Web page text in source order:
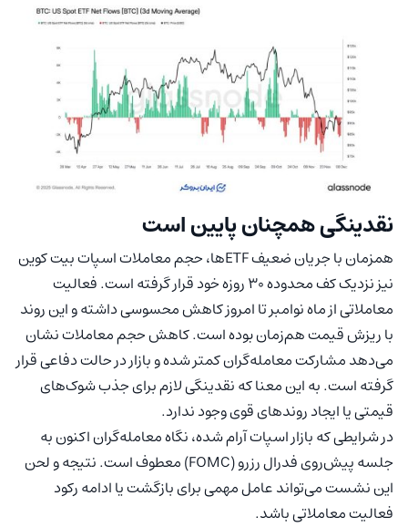
نقدینگی همچنان پایین است
همزمان با جریان ضعیف ETFها، حجم معاملات اسپات بیت کوین
نیز نزدیک کف محدوده ۳۰ روزه خود قرار گرفته است. فعالیت
معاملاتی از ماه نوامبر تا امروز کاهش محسوسی داشته و این روند
با ریزش قیمت هم‌زمان بوده است. کاهش حجم معاملات نشان
می‌دهد مشارکت معامله‌گران کمتر شده و بازار در حالت دفاعی قرار
گرفته است. به این معنا که نقدینگی لازم برای جذب شوک‌های
قیمتی یا ایجاد روندهای قوی وجود ندارد.
در شرایطی که بازار اسپات آرام شده، نگاه معامله‌گران اکنون به
جلسه پیش‌روی فدرال رزرو (FOMC) معطوف است. نتیجه و لحن
این نشست می‌تواند عامل مهمی برای بازگشت یا ادامه رکود
فعالیت معاملاتی باشد.